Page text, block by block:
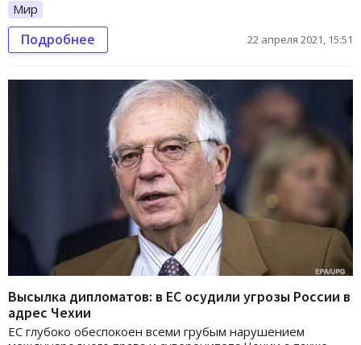
Мир
Подробнее 22 апреля 2021, 15:51
Высылка дипломатов: в ЕС осудили угрозы России в
адрес Чехии
ЕС глубоко обеспокоен всеми грубым нарушением